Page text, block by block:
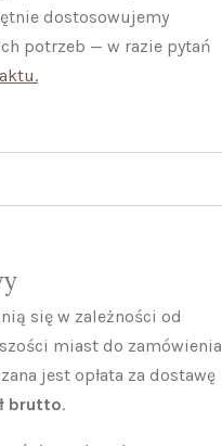
dostosowujemy
potrzeb — w razie pytań
się w zależności od
miast do zamówienia
jest opłata za dostawę
brutto.